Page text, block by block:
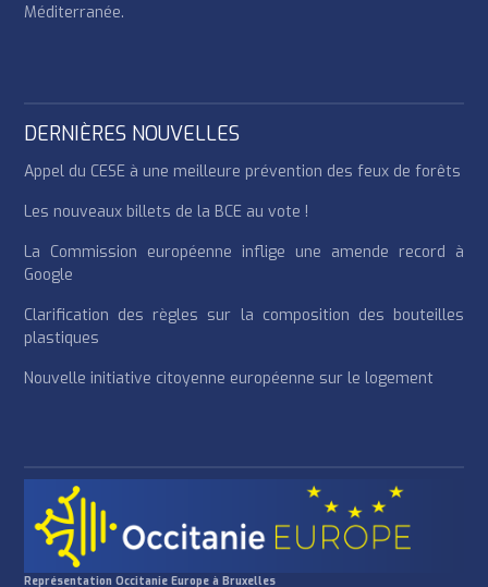
Méditerranée.
DERNIÈRES NOUVELLES
Appel du CESE à une meilleure prévention des feux de forêts
Les nouveaux billets de la BCE au vote !
La Commission européenne inflige une amende record à
Google
Clarification des règles sur la composition des bouteilles
plastiques
Nouvelle initiative citoyenne européenne sur le logement
Représentation Occitanie Europe à Bruxelles